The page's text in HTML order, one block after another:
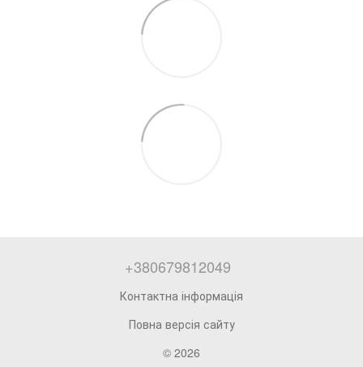
+380679812049
Контактна інформація
Повна версія сайту
© 2026